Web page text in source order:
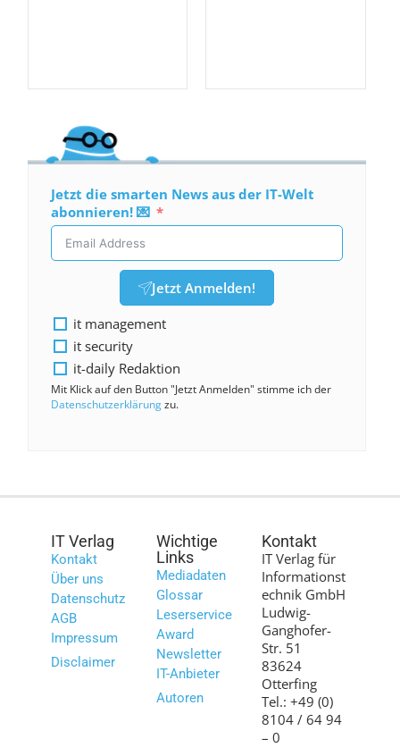
Jetzt die smarten News aus der IT-Welt
abonnieren! 💌
Jetzt Anmelden!
it management
it security
it-daily Redaktion
Mit Klick auf den Button "Jetzt Anmelden" stimme ich der
Datenschutzerklärungzu.
IT Verlag
Kontakt
Über uns
Datenschutz
AGB
Impressum
Disclaimer
Wichtige
Links
Mediadaten
Glossar
Leserservice
Award
Newsletter
IT-Anbieter
Autoren
Kontakt
IT Verlag für
Informationst
echnik GmbH
Ludwig-
Ganghofer-
Str. 51
83624
Otterfing
Tel.: +49 (0)
8104 / 64 94
– 0